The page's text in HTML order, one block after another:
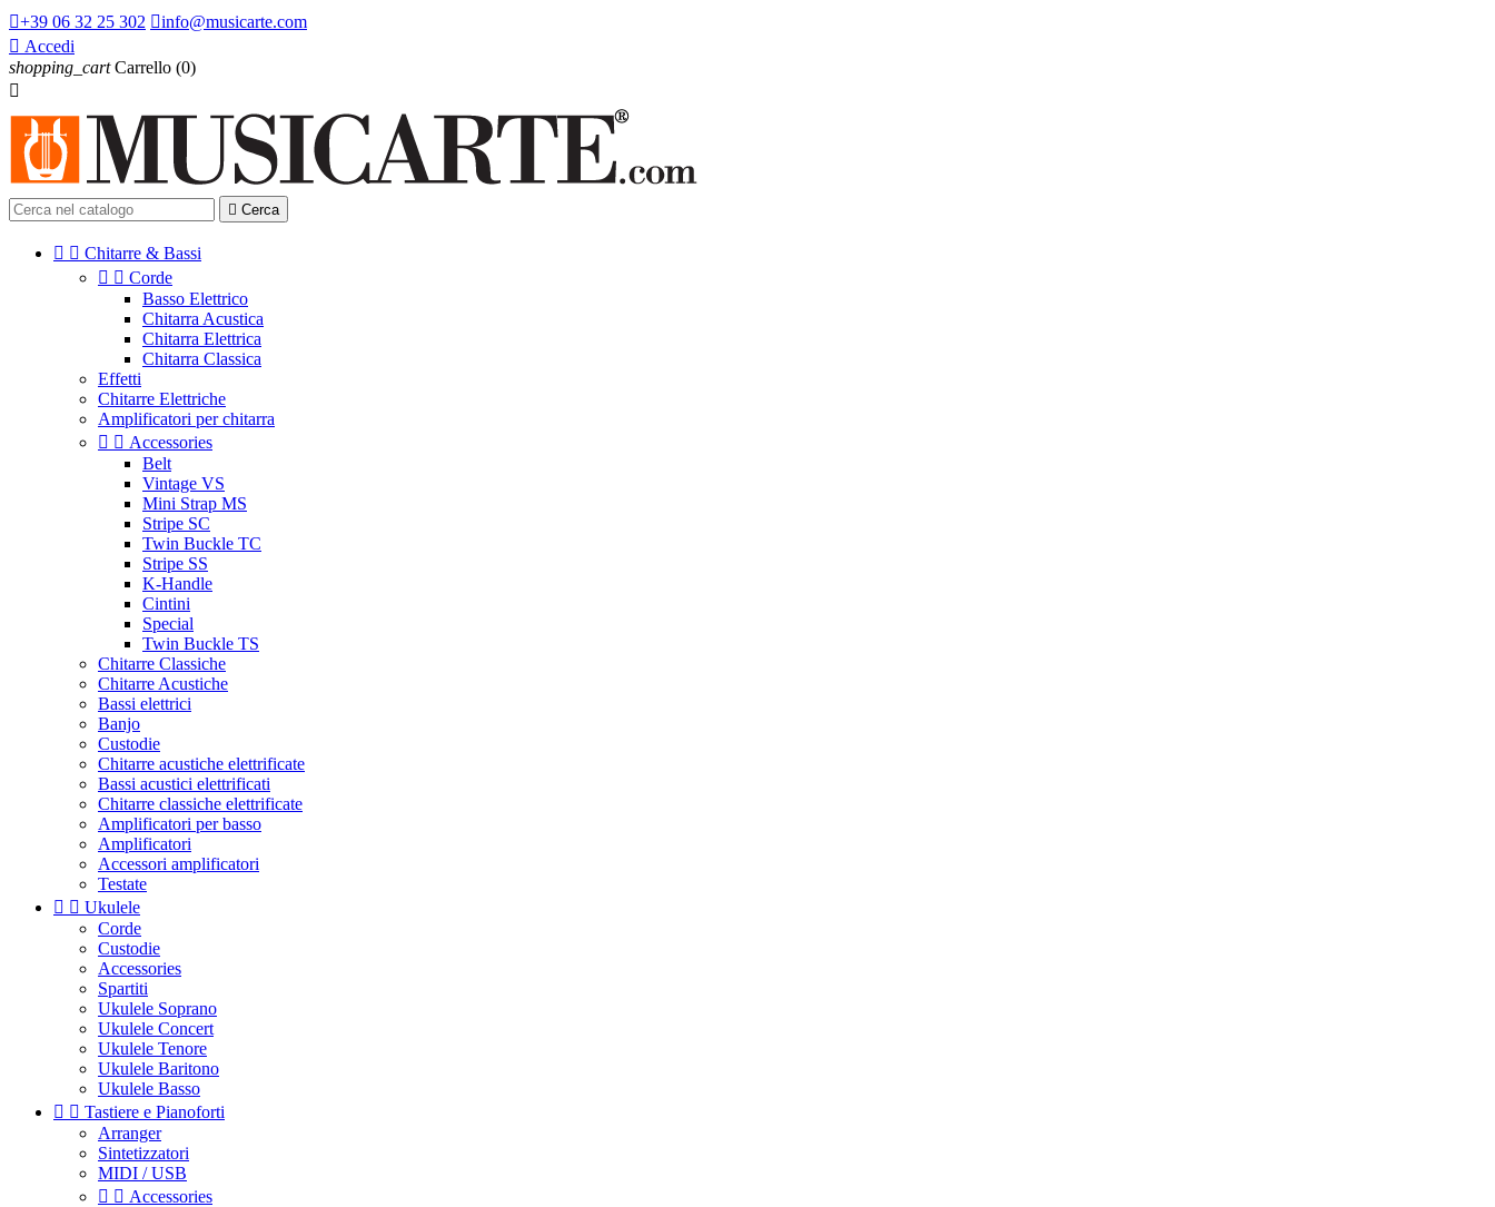
+39 06 32 25 302 info@musicarte.com
 Accedi
shopping_cart Carrello (0)

 Cerca
  Chitarre & Bassi
  Corde
Basso Elettrico
Chitarra Acustica
Chitarra Elettrica
Chitarra Classica
Effetti
Chitarre Elettriche
Amplificatori per chitarra
  Accessories
Belt
Vintage VS
Mini Strap MS
Stripe SC
Twin Buckle TC
Stripe SS
K-Handle
Cintini
Special
Twin Buckle TS
Chitarre Classiche
Chitarre Acustiche
Bassi elettrici
Banjo
Custodie
Chitarre acustiche elettrificate
Bassi acustici elettrificati
Chitarre classiche elettrificate
Amplificatori per basso
Amplificatori
Accessori amplificatori
Testate
  Ukulele
Corde
Custodie
Accessories
Spartiti
Ukulele Soprano
Ukulele Concert
Ukulele Tenore
Ukulele Baritono
Ukulele Basso
  Tastiere e Pianoforti
Arranger
Sintetizzatori
MIDI / USB
  Accessories